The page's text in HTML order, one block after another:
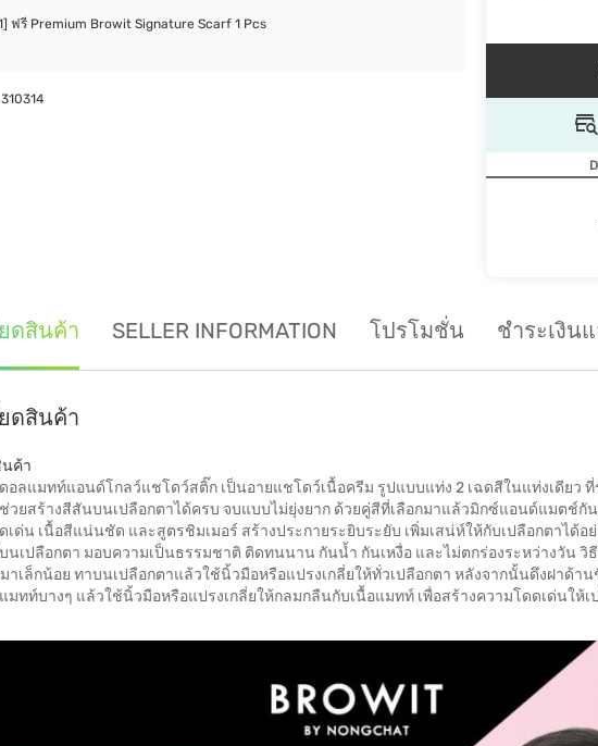
ฟรี Premium Browit Signature Scarf 1 Pcs
310314
ดสินค้า SELLER INFORMATION โปรโมชั่น ชำระเงิน
ดสินค้า
นค้า
อลแมทท์แอนด์โกลว์แชโดว์สติ๊ก เป็นอายแชโดว์เนื้อครีม รูปแบบแท่ง 2 เฉดสีในแท่งเดียว
วยสร้างสีสันบนเปลือกตาได้ครบ จบแบบไม่ยุ่งยาก ด้วยคู่สีที่เลือกมาแล้วมิกซ์แอนด์แมตช์กั
เด่น เนื้อสีแน่นชัด และสูตรชิมเมอร์ สร้างประกายระยิบระยับ เพิ่มเสน่ห์ให้กับเปลือกตาได้
นเปลือกตา มอบความเป็นธรรมชาติ ติดทนนาน กันน้ำ กันเหงื่อ และไม่ตกร่องระหว่างวัน วิ
าเล็กน้อย ทาบนเปลือกตาแล้วใช้นิ้วมือหรือแปรงเกลี่ยให้ทั่วเปลือกตา หลังจากนั้นดึงฝาด้า
มทท์บางๆ แล้วใช้นิ้วมือหรือแปรงเกลี่ยให้กลมกลืนกับเนื้อแมทท์ เพื่อสร้างความโดดเด่นให้